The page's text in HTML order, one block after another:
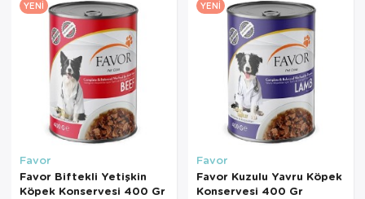
YENI
Favor
Favor Biftekli Yetişkin
Köpek Konservesi 400 Gr
YENI
Favor
Favor Kuzulu Yavru Köpek
Konservesi 400 Gr